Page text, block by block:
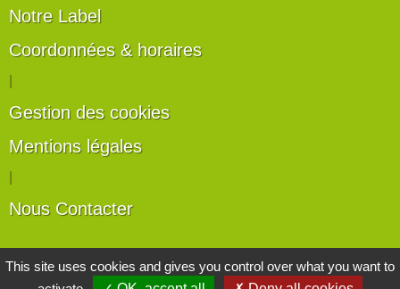
Notre Label
Coordonnées & horaires
Gestion des cookies
Mentions légales
Nous Contacter
Les artisans du végétal
This site uses cookies and gives you control over what you want to